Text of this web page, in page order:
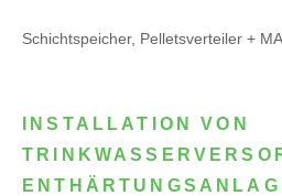
Schichtspeicher, Pelletsverteiler +
INSTALLATION VON